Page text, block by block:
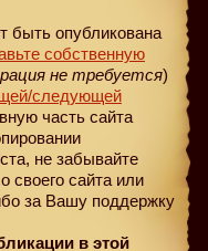
быть опубликована
собственную
не требуется)
/следующей
часть сайта
не забывайте
своего сайта или
за Вашу поддержку
в этой